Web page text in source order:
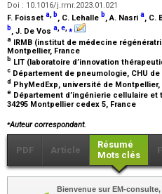
Doi : 10.1016/j.rmr.2023.01.021
F. Foisset a b, C. Lehalle b, A. Nasri a, C.
b, J. De Vos a e ⁎
a IRMB (institut de médecine
Montpellier, France
b LIT (laboratoire d’innovation
c Département de pneumologie, CHU
d PhyMedExp, université de Montpellier,
e Département d’ingénierie cellulaire
34295 Montpellier cedex 5, France
⁎Auteur correspondant.
PDF Article
Résumé
Mots clés
Bienvenue sur EM-